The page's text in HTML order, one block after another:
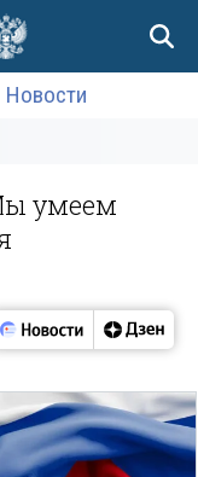
Новости
умеем